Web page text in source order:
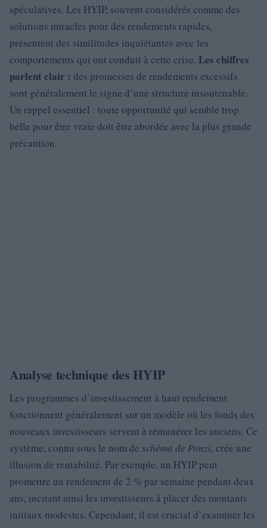
spéculatives. Les HYIP, souvent considérés comme des
solutions miracles pour des rendements rapides,
présentent des similitudes inquiétantes avec les
comportements qui ont conduit à cette crise. Les chiffres
parlent clair : des promesses de rendements excessifs
sont généralement le signe d’une structure insoutenable.
Un rappel essentiel : toute opportunité qui semble trop
belle pour être vraie doit être abordée avec la plus grande
précaution.
Analyse technique des HYIP
Les programmes d’investissement à haut rendement
fonctionnent généralement sur un modèle où les fonds des
nouveaux investisseurs servent à rémunérer les anciens. Ce
système, connu sous le nom de schéma de Ponzi, crée une
illusion de rentabilité. Par exemple, un HYIP peut
promettre un rendement de 2 % par semaine pendant deux
ans, incitant ainsi les investisseurs à placer des montants
initiaux modestes. Cependant, il est crucial d’examiner les